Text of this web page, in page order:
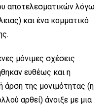
αποτελεσματικών λόγω
και ένα κομματικό
μόνιμες σχέσεις
ευθέως και η
άρση της μονιμότητας (η
αρθεί) άνοιξε με μια